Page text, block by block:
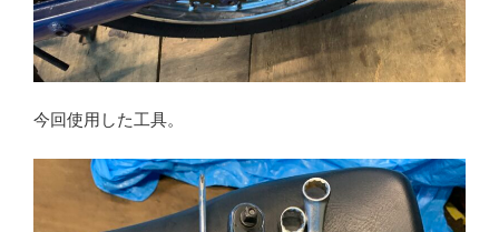
今回使用した工具。